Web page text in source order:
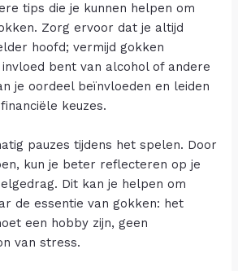
tips die je kunnen helpen om
Zorg ervoor dat je altijd
hoofd; vermijd gokken
bent van alcohol of andere
je oordeel beïnvloeden en leiden
keuzes.
pauzes tijdens het spelen. Door
kun je beter reflecteren op je
Dit kan je helpen om
de essentie van gokken: het
een hobby zijn, geen
van stress.